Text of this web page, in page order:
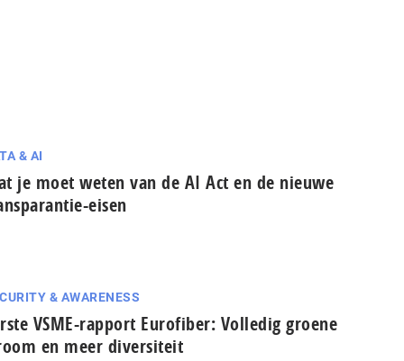
& AI
je moet weten van de AI Act en de nieuwe
eisen
& AWARENESS
VSME-rapport Eurofiber: Volledig groene
en meer diversiteit